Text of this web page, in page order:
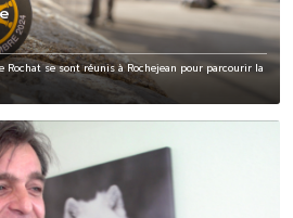
Rochat se sont réunis à Rochejean pour parcourir la